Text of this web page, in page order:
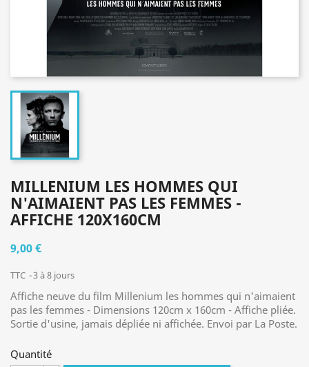
MILLENIUM LES HOMMES QUI
N'AIMAIENT PAS LES FEMMES -
AFFICHE 120X160CM
9,00 €
TTC 3 à 8 jours
Affiche neuve du film Millenium les hommes qui n'aimaient
pas les femmes - Dimensions 120cm x 160cm - Affiche pliée.
Sortie d'usine, jamais dépliée ni affichée. Envoi par La Poste.
Quantité